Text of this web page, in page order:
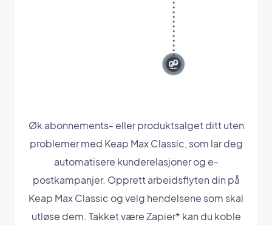
Øk abonnements- eller produktsalget ditt uten
problemer med Keap Max Classic, som lar deg
automatisere kunderelasjoner og e-
postkampanjer. Opprett arbeidsflyten din på
Keap Max Classic og velg hendelsene som skal
utløse dem. Takket være Zapier* kan du koble